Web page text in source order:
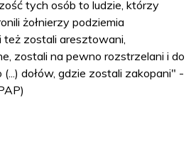
tych osób to ludzie, którzy
żołnierzy podziemia
też zostali aresztowani,
zostali na pewno rozstrzelani i do
dołów, gdzie zostali zakopani" -